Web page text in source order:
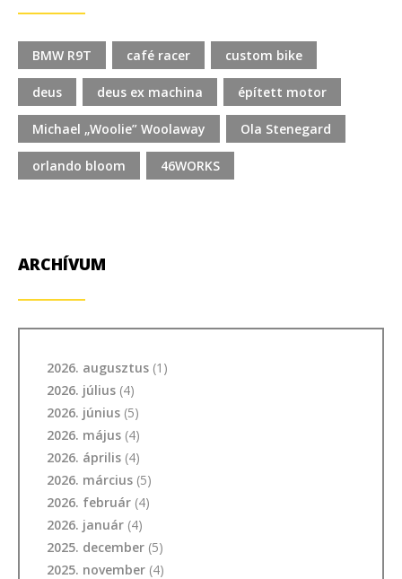
BMW R9T café racer custom bike
deus deus ex machina épített motor
Michael „Woolie” Woolaway Ola Stenegard
orlando bloom 46WORKS
ARCHÍVUM
2026. augusztus (1)
2026. július (4)
2026. június (5)
2026. május (4)
2026. április (4)
2026. március (5)
2026. február (4)
2026. január (4)
2025. december (5)
2025. november (4)